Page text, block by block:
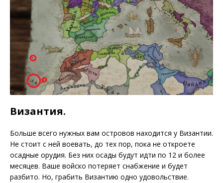
Византия.
Больше всего нужных вам островов находится у Византии.
Не стоит с ней воевать, до тех пор, пока не откроете
осадные орудия. Без них осады будут идти по 12 и более
месяцев. Ваше войско потеряет снабжение и будет
разбито. Но, грабить Византию одно удовольствие.